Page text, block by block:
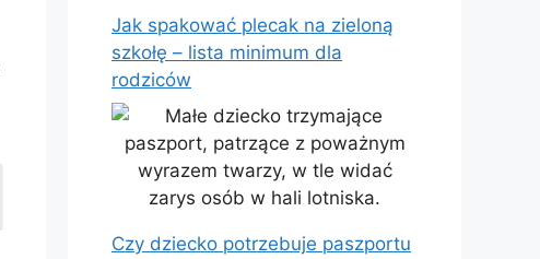
Jak spakować plecak na zieloną
szkołę – lista minimum dla
rodziców
Czy dziecko potrzebuje paszportu